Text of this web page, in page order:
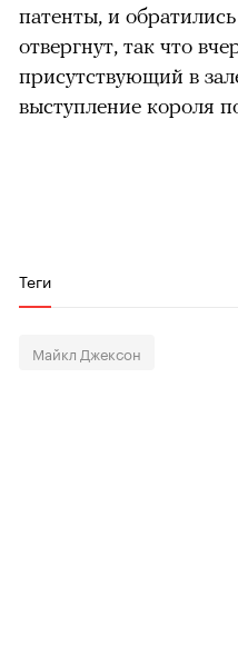
патенты, и
отвергнут, так что
присутствующий в
выступление короля
Теги
Майкл Джексон